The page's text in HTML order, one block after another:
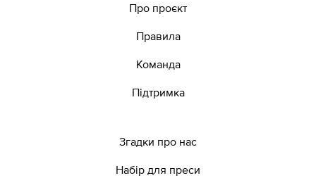
Про проєкт
Правила
Команда
Підтримка
Згадки про нас
Набір для преси